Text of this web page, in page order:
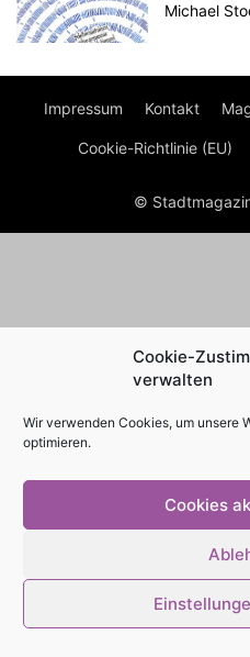
Cookie-
verwalten
Wir verwenden Cookies, um unsere
optimieren.
Cookies
Michael
Impressum Kontakt
Cookie-Richtlinie (EU)
©